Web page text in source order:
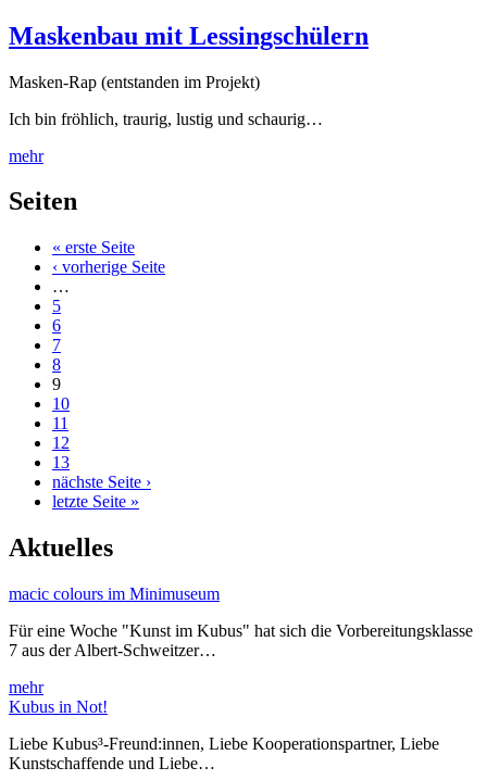
Maskenbau mit Lessingschülern
Masken-Rap (entstanden im Projekt)
Ich bin fröhlich, traurig, lustig und schaurig…
mehr
Seiten
« erste Seite
‹ vorherige Seite
…
5
6
7
8
9
10
11
12
13
nächste Seite ›
letzte Seite »
Aktuelles
macic colours im Minimuseum
Für eine Woche "Kunst im Kubus" hat sich die Vorbereitungsklasse
7 aus der Albert-Schweitzer…
mehr
Kubus in Not!
Liebe Kubus³-Freund:innen, Liebe Kooperationspartner, Liebe
Kunstschaffende und Liebe…